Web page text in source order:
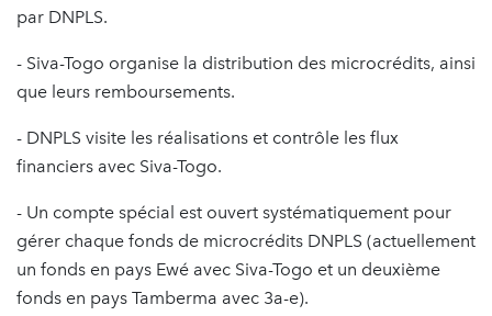
par DNPLS.
- Siva-Togo organise la distribution des microcrédits, ainsi
que leurs remboursements.
- DNPLS visite les réalisations et contrôle les flux
financiers avec Siva-Togo.
- Un compte spécial est ouvert systématiquement pour
gérer chaque fonds de microcrédits DNPLS (actuellement
un fonds en pays Ewé avec Siva-Togo et un deuxième
fonds en pays Tamberma avec 3a-e).